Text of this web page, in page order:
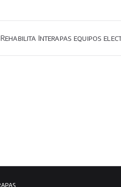
Rehabilita Interapas equipos